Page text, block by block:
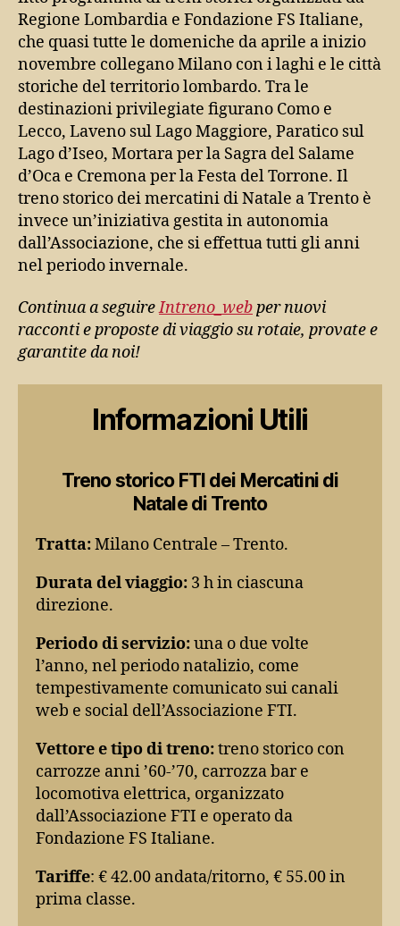
Regione Lombardia e Fondazione FS Italiane,
che quasi tutte le domeniche da aprile a inizio
novembre collegano Milano con i laghi e le città
storiche del territorio lombardo. Tra le
destinazioni privilegiate figurano Como e
Lecco, Laveno sul Lago Maggiore, Paratico sul
Lago d’Iseo, Mortara per la Sagra del Salame
d’Oca e Cremona per la Festa del Torrone. Il
treno storico dei mercatini di Natale a Trento è
invece un’iniziativa gestita in autonomia
dall’Associazione, che si effettua tutti gli anni
nel periodo invernale.
Continua a seguireIntreno_webper nuovi
racconti e proposte di viaggio su rotaie, provate e
garantite da noi!
Informazioni Utili
Treno storico FTI dei Mercatini di
Natale di Trento
Tratta:Milano Centrale – Trento.
Durata del viaggio: 3 h in ciascuna
direzione.
Periodo di servizio:una o due volte
l’anno, nel periodo natalizio, come
tempestivamente comunicato sui canali
web e social dell’Associazione FTI.
Vettore e tipo di treno:treno storico con
carrozze anni ’60-’70, carrozza bar e
locomotiva elettrica, organizzato
dall’Associazione FTI e operato da
Fondazione FS Italiane.
Tariffe: € 42.00 andata/ritorno, € 55.00 in
prima classe.